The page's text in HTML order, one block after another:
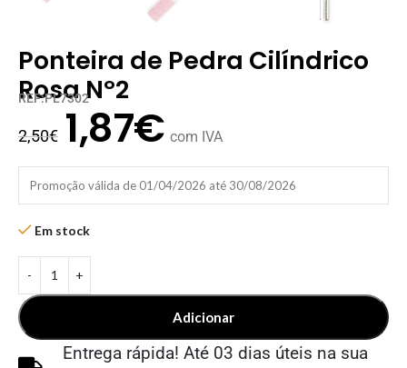
Ponteira de Pedra Cilíndrico
Rosa Nº2
REF:PL7302
2,50€ 1,87€ com IVA
Promoção válida de 01/04/2026 até 30/08/2026
Em stock
Adicionar
Entrega rápida! Até 03 dias úteis na sua